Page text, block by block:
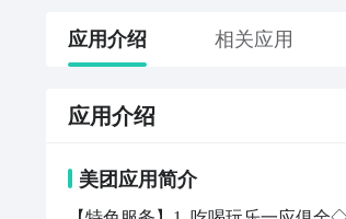
应用介绍 相关应用
应用介绍
美团应用简介